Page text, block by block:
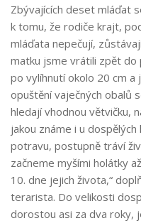
Zbývajících deset mláďat
k tomu, že rodiče krajt,
mláďata nepečují,
matku jsme vrátili zpět do
po vylíhnutí okolo 20 cm a
opuštění vaječných obalů
hledají vhodnou větvičku,
jakou známe i u
potravu, postupně tráví
začneme myšími holátky
10. dne jejich života,“
terarista. Do velikosti
dorostou asi za dva roky,